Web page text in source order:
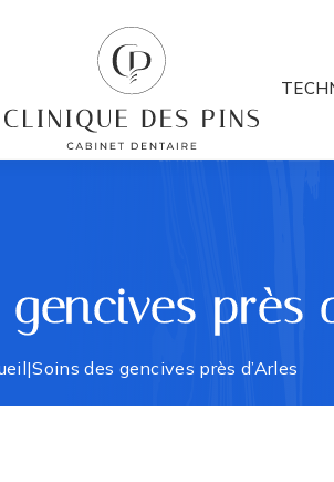
près
|Soins des gencives près d’Arles